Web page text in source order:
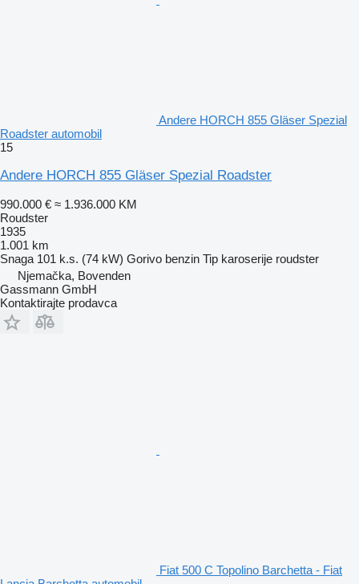
Andere HORCH 855 Gläser Spezial
Roadster automobil
15
Andere HORCH 855 Gläser Spezial Roadster
990.000 € ≈ 1.936.000 KM
Roudster
1935
1.001 km
Snaga 101 k.s. (74 kW) Gorivo benzin Tip karoserije roudster
Njemačka, Bovenden
Gassmann GmbH
Kontaktirajte prodavca
Fiat 500 C Topolino Barchetta - Fiat